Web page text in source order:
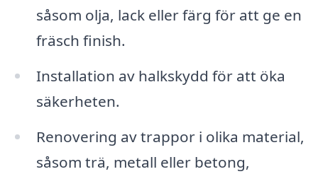
såsom olja, lack eller färg för att ge en
fräsch finish.
Installation av halkskydd för att öka
säkerheten.
Renovering av trappor i olika material,
såsom trä, metall eller betong,